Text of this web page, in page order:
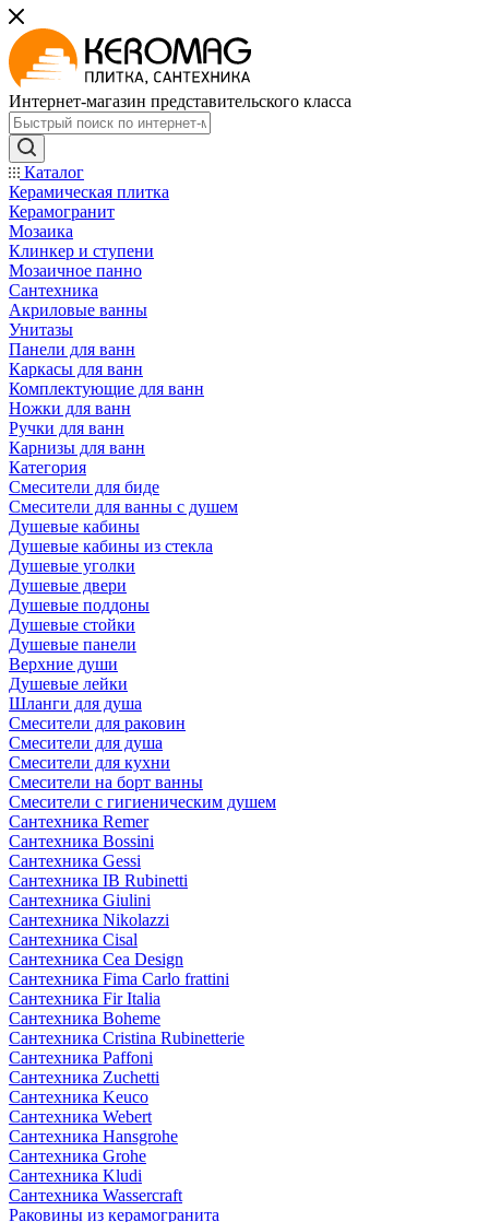
Интернет-магазин представительского класса
Каталог
Керамическая плитка
Керамогранит
Мозаика
Клинкер и ступени
Мозаичное панно
Сантехника
Акриловые ванны
Унитазы
Панели для ванн
Каркасы для ванн
Комплектующие для ванн
Ножки для ванн
Ручки для ванн
Карнизы для ванн
Категория
Смесители для биде
Смесители для ванны с душем
Душевые кабины
Душевые кабины из стекла
Душевые уголки
Душевые двери
Душевые поддоны
Душевые стойки
Душевые панели
Верхние души
Душевые лейки
Шланги для душа
Смесители для раковин
Смесители для душа
Смесители для кухни
Смесители на борт ванны
Смесители с гигиеническим душем
Сантехника Remer
Сантехника Bossini
Сантехника Gessi
Сантехника IB Rubinetti
Сантехника Giulini
Сантехника Nikolazzi
Сантехника Cisal
Сантехника Cea Design
Сантехника Fima Carlo frattini
Сантехника Fir Italia
Сантехника Boheme
Сантехника Cristina Rubinetterie
Сантехника Paffoni
Сантехника Zuchetti
Сантехника Keuco
Сантехника Webert
Сантехника Hansgrohe
Сантехника Grohe
Сантехника Kludi
Сантехника Wassercraft
Раковины из керамогранита